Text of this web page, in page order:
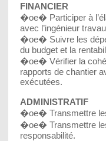
FINANCIER
�oe� Participer à
avec l’ingénieur
�oe� Suivre les
du budget et la
�oe� Vérifier la
rapports de chantier
exécutées.
ADMINISTRATIF
�oe� Transmettre
�oe� Transmettre
responsabilité.